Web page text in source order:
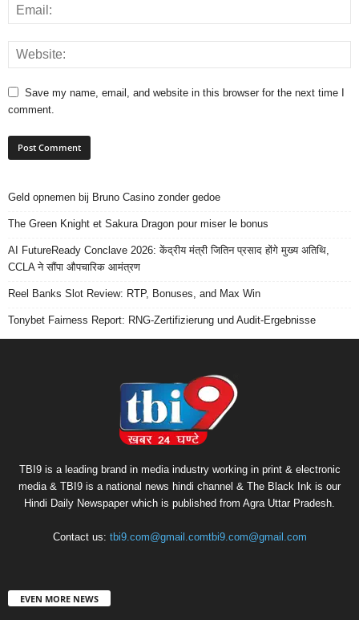
Save my name, email, and website in this browser for the next time I
comment.
Geld opnemen bij Bruno Casino zonder gedoe
The Green Knight et Sakura Dragon pour miser le bonus
AI FutureReady Conclave 2026: केंद्रीय मंत्री जितिन प्रसाद होंगे मुख्य अतिथि,
CCLA ने सौंपा औपचारिक आमंत्रण
Reel Banks Slot Review: RTP, Bonuses, and Max Win
Tonybet Fairness Report: RNG-Zertifizierung und Audit-Ergebnisse
TBI9 is a leading brand in media industry working in print & electronic
media & TBI9 is a national news hindi channel & The Black Ink is our
Hindi Daily Newspaper which is published from Agra Uttar Pradesh.
Contact us: tbi9.com@gmail.comtbi9.com@gmail.com
EVEN MORE NEWS